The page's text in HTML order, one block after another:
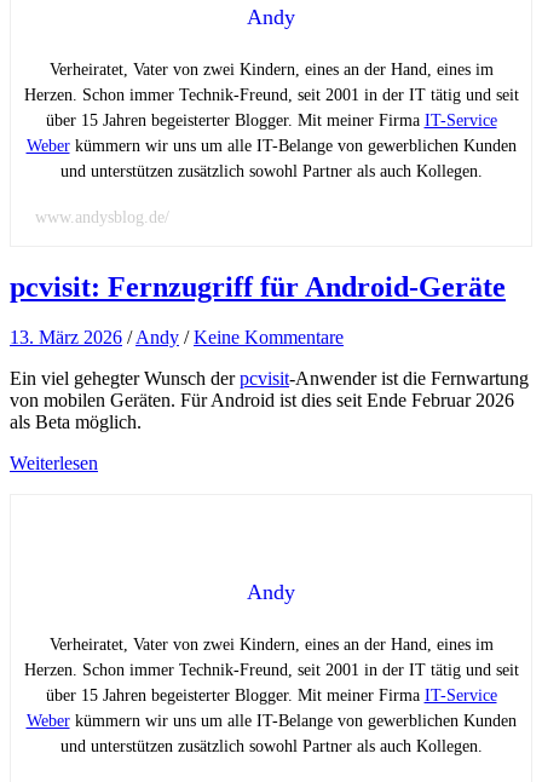
Andy
Verheiratet, Vater von zwei Kindern, eines an der Hand, eines im
Herzen. Schon immer Technik-Freund, seit 2001 in der IT tätig und seit
über 15 Jahren begeisterter Blogger. Mit meiner Firma IT-Service
Weberkümmern wir uns um alle IT-Belange von gewerblichen Kunden
und unterstützen zusätzlich sowohl Partner als auch Kollegen.
www.andysblog.de/
pcvisit: Fernzugriff für Android-Geräte
13. März 2026 /Andy /Keine Kommentare
Ein viel gehegter Wunsch derpcvisit-Anwender ist die Fernwartung
von mobilen Geräten. Für Android ist dies seit Ende Februar 2026
als Beta möglich.
Weiterlesen
Andy
Verheiratet, Vater von zwei Kindern, eines an der Hand, eines im
Herzen. Schon immer Technik-Freund, seit 2001 in der IT tätig und seit
über 15 Jahren begeisterter Blogger. Mit meiner Firma IT-Service
Weberkümmern wir uns um alle IT-Belange von gewerblichen Kunden
und unterstützen zusätzlich sowohl Partner als auch Kollegen.